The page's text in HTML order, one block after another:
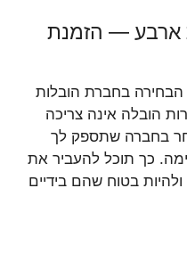
ארבע — הזמנת
בחברת הובלות
הובלה אינה צריכה
בחברה שתספק לך
כך תוכל להעביר את
בטוח שהם בידיים